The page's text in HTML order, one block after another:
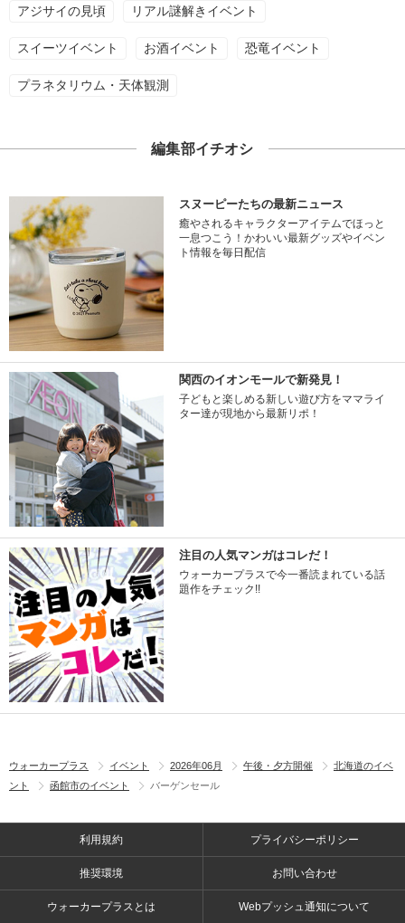
アジサイの見頃 リアル謎解きイベント
スイーツイベント お酒イベント 恐竜イベント
プラネタリウム・天体観測
編集部イチオシ
スヌーピーたちの最新ニュース
癒やされるキャラクターアイテムでほっと
一息つこう！かわいい最新グッズやイベン
ト情報を毎日配信
関西のイオンモールで新発見！
子どもと楽しめる新しい遊び方をママライ
ター達が現地から最新リポ！
注目の人気マンガはコレだ！
ウォーカープラスで今一番読まれている話
題作をチェック!!
ウォーカープラス イベント 2026年06月 午後・夕方開催
北海道のイベ
ント
函館市のイベント バーゲンセール
利用規約 プライバシーポリシー
推奨環境 お問い合わせ
ウォーカープラスとは Webプッシュ通知について